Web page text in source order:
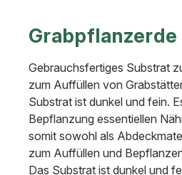
Grabpflanzerde
Gebrauchsfertiges Substrat
zum Auffüllen von
Substrat ist dunkel und fein.
Bepflanzung essentiellen
somit sowohl als
zum Auffüllen und
Das Substrat ist dunkel und